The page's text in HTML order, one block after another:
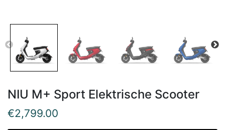
NIU M+ Sport Elektrische Scooter
€2,799.00